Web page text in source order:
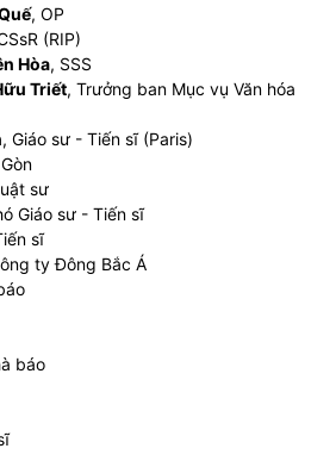
, OP
(RIP)
Hòa, SSS
Triết, Trưởng ban Mục vụ Văn hóa
, Giáo sư - Tiến sĩ (Paris)
sư
Giáo sư - Tiến sĩ
sĩ
ty Đông Bắc Á
báo